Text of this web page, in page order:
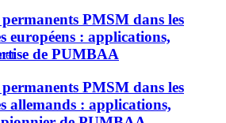
PMSM dans les
européens : applications,
de PUMBAA
PMSM dans les
allemands : applications,